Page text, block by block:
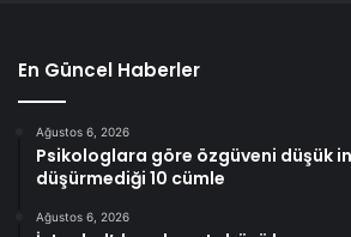
En Güncel Haberler
Ağustos 6, 2026
Psikologlara göre özgüveni düşük
düşürmediği 10 cümle
Ağustos 6, 2026